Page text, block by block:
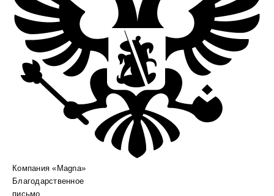
Компания «Magna»
Благодарственное
письмо